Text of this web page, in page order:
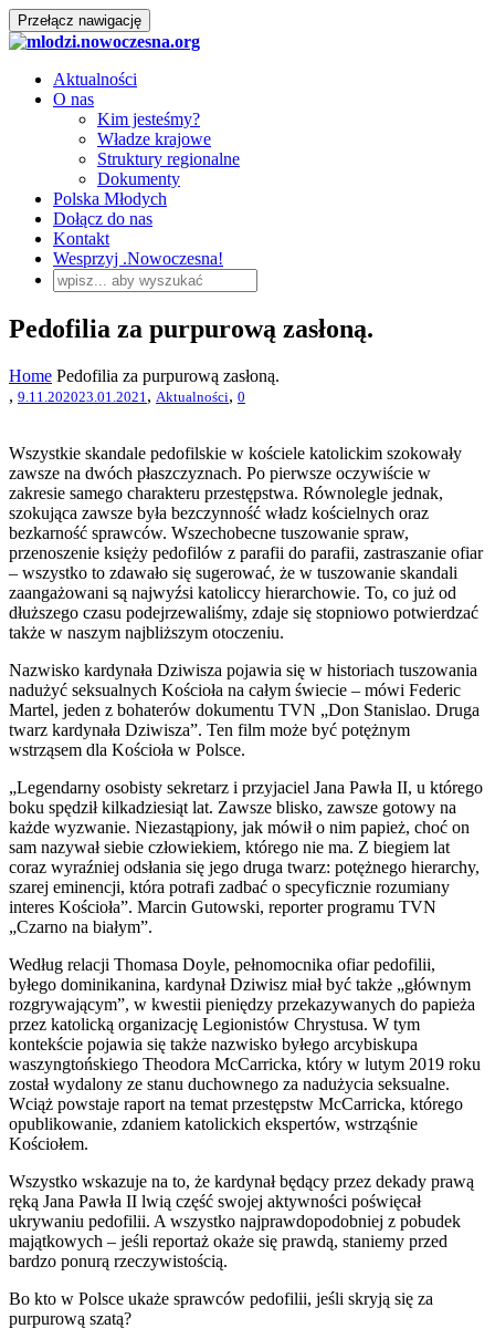
Przełącz nawigację
Aktualności
O nas
Kim jesteśmy?
Władze krajowe
Struktury regionalne
Dokumenty
Polska Młodych
Dołącz do nas
Kontakt
Wesprzyj .Nowoczesna!
Pedofilia za purpurową zasłoną.
Home Pedofilia za purpurową zasłoną.
, 9.11.202023.01.2021 , Aktualności, 0
Wszystkie skandale pedofilskie w kościele katolickim szokowały
zawsze na dwóch płaszczyznach. Po pierwsze oczywiście w
zakresie samego charakteru przestępstwa. Równolegle jednak,
szokująca zawsze była bezczynność władz kościelnych oraz
bezkarność sprawców. Wszechobecne tuszowanie spraw,
przenoszenie księży pedofilów z parafii do parafii, zastraszanie ofiar
– wszystko to zdawało się sugerować, że w tuszowanie skandali
zaangażowani są najwyźsi katoliccy hierarchowie. To, co już od
dłuższego czasu podejrzewaliśmy, zdaje się stopniowo potwierdzać
także w naszym najbliższym otoczeniu.
Nazwisko kardynała Dziwisza pojawia się w historiach tuszowania
nadużyć seksualnych Kościoła na całym świecie – mówi Federic
Martel, jeden z bohaterów dokumentu TVN „Don Stanislao. Druga
twarz kardynała Dziwisza”. Ten film może być potężnym
wstrząsem dla Kościoła w Polsce.
„Legendarny osobisty sekretarz i przyjaciel Jana Pawła II, u którego
boku spędził kilkadziesiąt lat. Zawsze blisko, zawsze gotowy na
każde wyzwanie. Niezastąpiony, jak mówił o nim papież, choć on
sam nazywał siebie człowiekiem, którego nie ma. Z biegiem lat
coraz wyraźniej odsłania się jego druga twarz: potężnego hierarchy,
szarej eminencji, która potrafi zadbać o specyficznie rozumiany
interes Kościoła”. Marcin Gutowski, reporter programu TVN
„Czarno na białym”.
Według relacji Thomasa Doyle, pełnomocnika ofiar pedofilii,
byłego dominikanina, kardynał Dziwisz miał być także „głównym
rozgrywającym”, w kwestii pieniędzy przekazywanych do papieża
przez katolicką organizację Legionistów Chrystusa. W tym
kontekście pojawia się także nazwisko byłego arcybiskupa
waszyngtońskiego Theodora McCarricka, który w lutym 2019 roku
został wydalony ze stanu duchownego za nadużycia seksualne.
Wciąż powstaje raport na temat przestępstw McCarricka, którego
opublikowanie, zdaniem katolickich ekspertów, wstrząśnie
Kościołem.
Wszystko wskazuje na to, że kardynał będący przez dekady prawą
ręką Jana Pawła II lwią część swojej aktywności poświęcał
ukrywaniu pedofilii. A wszystko najprawdopodobniej z pobudek
majątkowych – jeśli reportaż okaże się prawdą, staniemy przed
bardzo ponurą rzeczywistością.
Bo kto w Polsce ukaże sprawców pedofilii, jeśli skryją się za
purpurową szatą?